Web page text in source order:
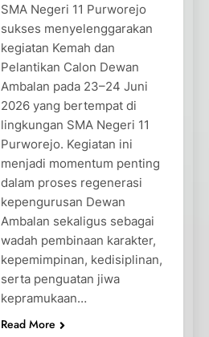
SMA Negeri 11 Purworejo
sukses menyelenggarakan
kegiatan Kemah dan
Pelantikan Calon Dewan
Ambalan pada 23–24 Juni
2026 yang bertempat di
lingkungan SMA Negeri 11
Purworejo. Kegiatan ini
menjadi momentum penting
dalam proses regenerasi
kepengurusan Dewan
Ambalan sekaligus sebagai
wadah pembinaan karakter,
kepemimpinan, kedisiplinan,
serta penguatan jiwa
kepramukaan…
Read More